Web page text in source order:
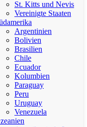
St. Kitts und Nevis
Vereinigte Staaten
Argentinien
Bolivien
Brasilien
Chile
Ecuador
Kolumbien
Paraguay
Peru
Uruguay
Venezuela